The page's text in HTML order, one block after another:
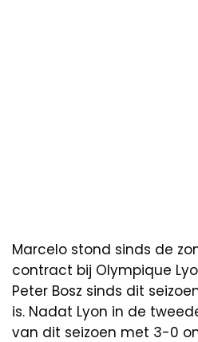
Marcelo stond sinds de
contract bij Olympique
Peter Bosz sinds dit
is. Nadat Lyon in de
van dit seizoen met 3-0